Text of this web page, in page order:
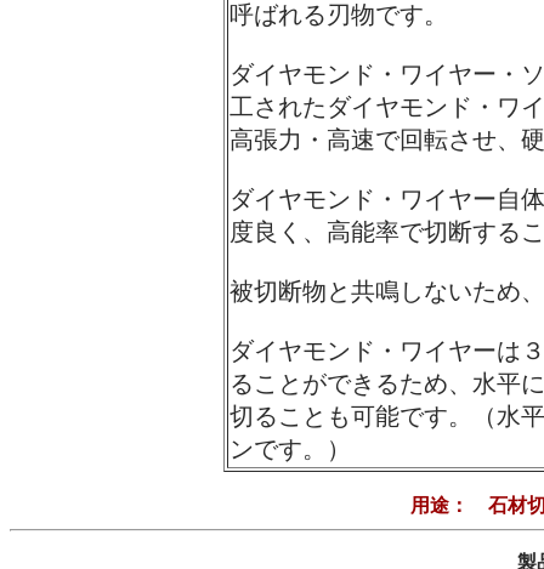
呼ばれる刃物です。
ダイヤモンド・ワイヤー・
工されたダイヤモンド・ワ
高張力・高速で回転させ、
ダイヤモンド・ワイヤー自
度良く、高能率で切断する
被切断物と共鳴しないため
ダイヤモンド・ワイヤーは
ることができるため、水平
切ることも可能です。（水
ンです。）
用途： 石材
製